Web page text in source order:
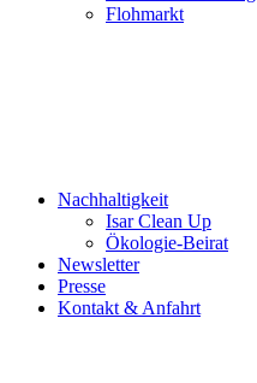
Flohmarkt
Nachhaltigkeit
Isar Clean Up
Ökologie-Beirat
Newsletter
Presse
Kontakt & Anfahrt